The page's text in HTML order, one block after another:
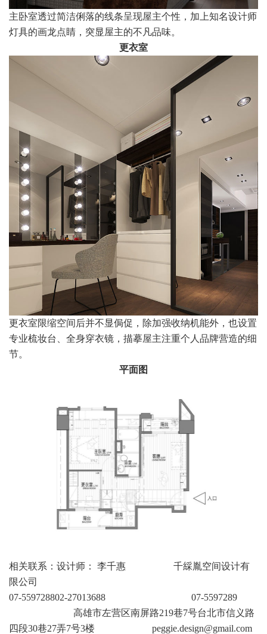
主卧室透过简洁俐落的线条呈现屋主个性，加上知名设计师
灯具的画龙点睛，突显屋主的不凡品味。
更衣室
更衣室限缩空间后并不显侷促，除加强收纳机能外，也设置
专业梳妆台、全身穿衣镜，描摹屋主注重个人品牌营造的细
节。
平面图
相关联系：设计师： 李千惠 千綵胤空间设计有
限公司
07-559728802-27013688 07-5597289
高雄市左营区南屏路219巷7号台北市信义路
四段30巷27弄7号3楼 peggie.design@gmail.com